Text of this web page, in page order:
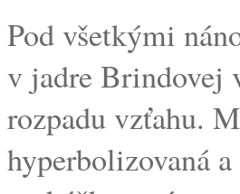
Pod všetkými
v jadre Brindovej
rozpadu vzťahu.
hyperbolizovaná